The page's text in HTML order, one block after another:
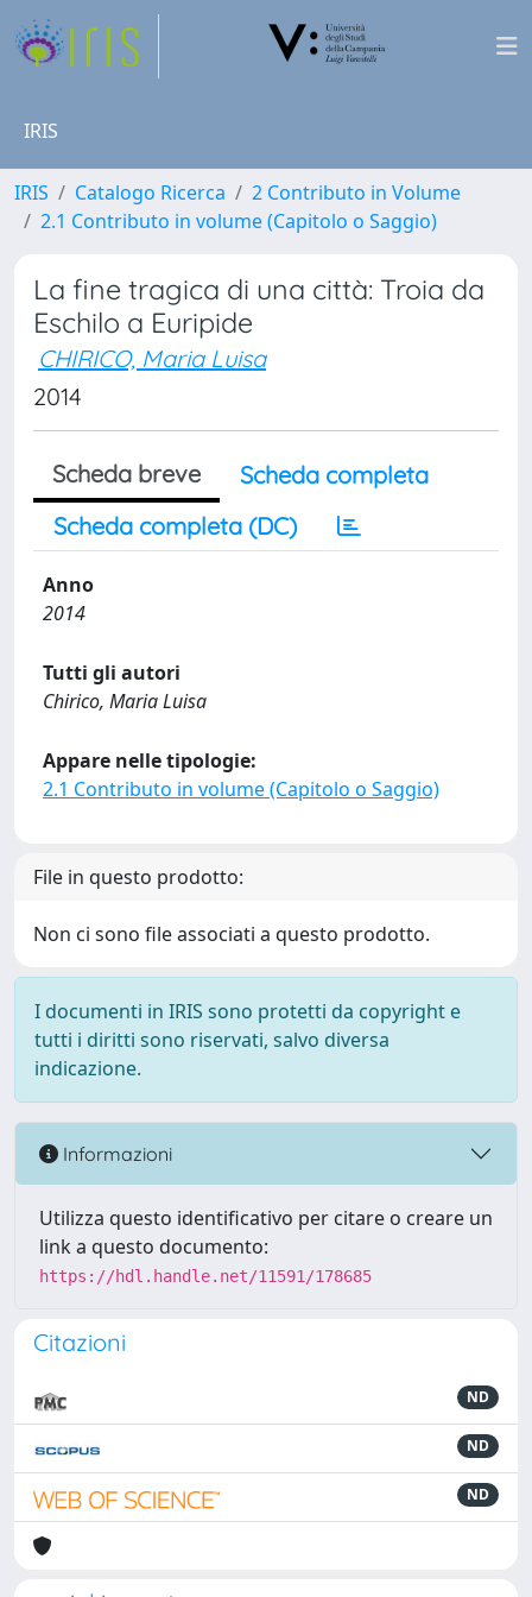
IRIS
IRIS Catalogo Ricerca
2 Contributo in Volume
2.1 Contributo in volume (Capitolo o Saggio)
La fine tragica di una città: Troia da
Eschilo a Euripide
CHIRICO, Maria Luisa
2014
Scheda breve
Scheda completa
Scheda completa (DC)
Anno
2014
Tutti gli autori
Chirico, Maria Luisa
Appare nelle tipologie:
2.1 Contributo in volume (Capitolo o Saggio)
File in questo prodotto:
Non ci sono file associati a questo prodotto.
I documenti in IRIS sono protetti da copyright e
tutti i diritti sono riservati, salvo diversa
indicazione.
Informazioni
Utilizza questo identificativo per citare o creare un
link a questo documento:
https://hdl.handle.net/11591/178685
Citazioni
ND
ND
ND